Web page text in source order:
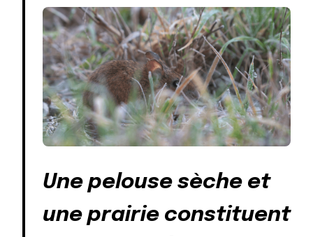
Une pelouse sèche et
une prairie constituent